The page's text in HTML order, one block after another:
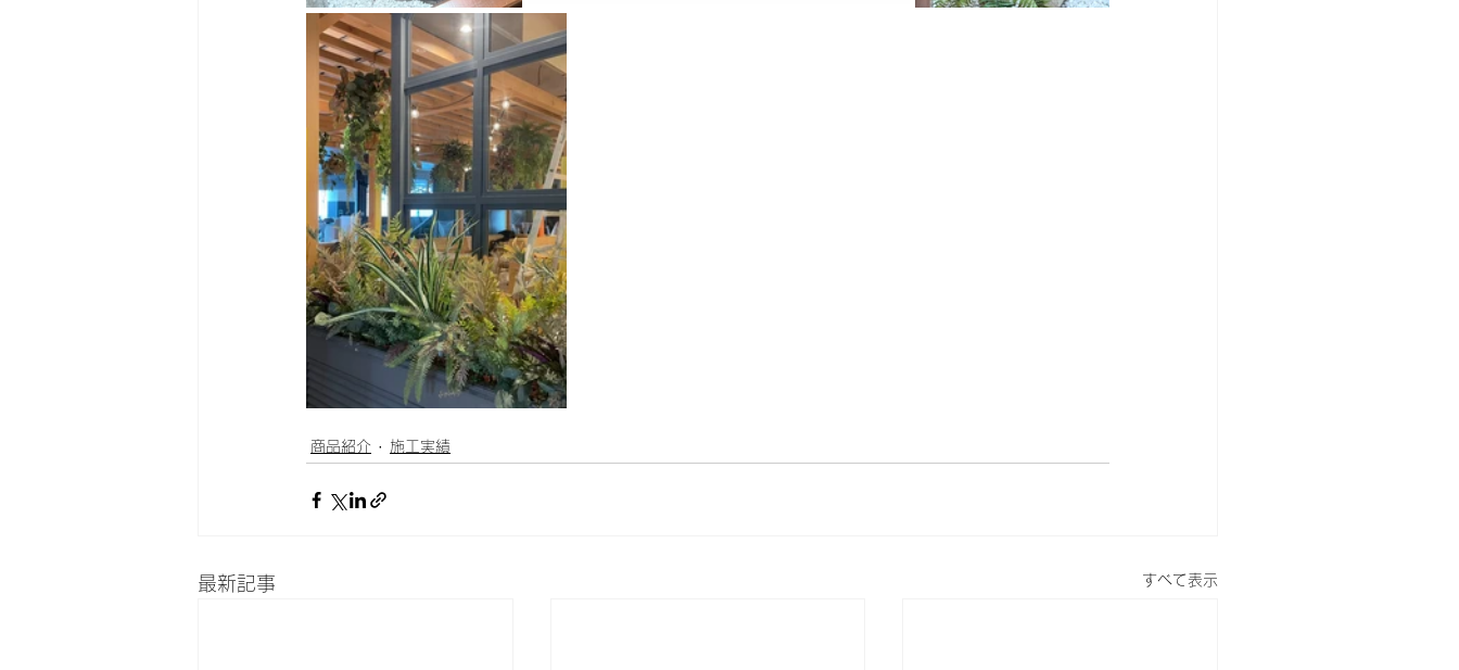
商品紹介 施工実績
最新記事 すべて表示